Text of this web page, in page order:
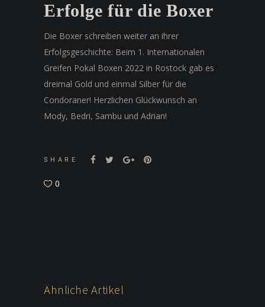
Erfolge für die Boxer
Die Boxer schreiben weiter an ihrer
Erfolgsgeschichte: Beim 1. Internationalen
Greifen Pokal Boxen 2022 in Rostock gab es
dreimal Gold und einmal Silber für die
Condoraner! Herzlichen Glückwunsch an
Mody, Bedri, Sambu und Adrian!
SHARE
0
Ähnliche Artikel